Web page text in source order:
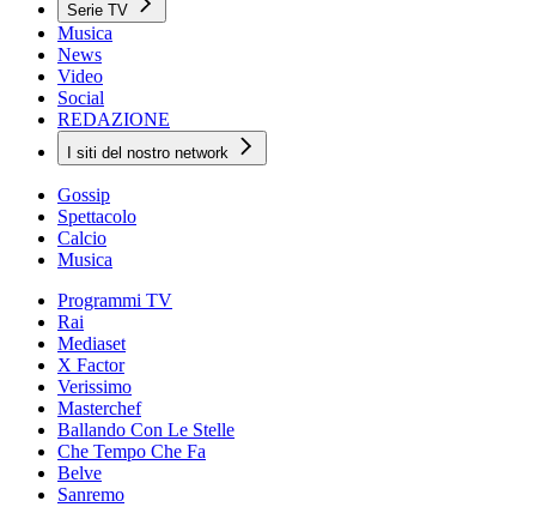
Serie TV
Musica
News
Video
Social
REDAZIONE
I siti del nostro network
Gossip
Spettacolo
Calcio
Musica
Programmi TV
Rai
Mediaset
X Factor
Verissimo
Masterchef
Ballando Con Le Stelle
Che Tempo Che Fa
Belve
Sanremo